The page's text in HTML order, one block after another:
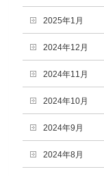
2025年1月
2024年12月
2024年11月
2024年10月
2024年9月
2024年8月